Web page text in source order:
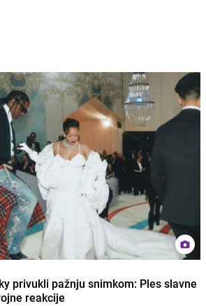
privukli pažnju snimkom: Ples slavne
reakcije